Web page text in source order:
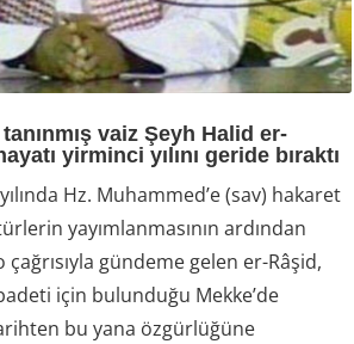
vaiz Şeyh Halid er-
yirminci yılını geride bıraktı
Hz. Muhammed’e (sav) hakaret
yayımlanmasının ardından
gündeme gelen er-Râşid,
için bulunduğu Mekke’de
bu yana özgürlüğüne